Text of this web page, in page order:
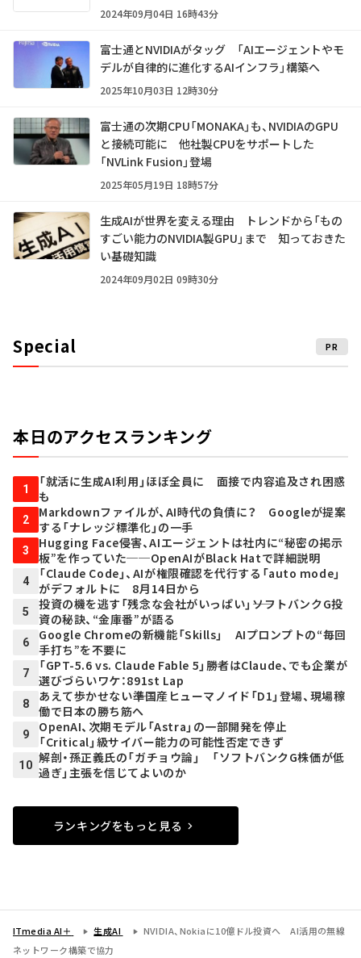
2024年09月04日 16時43分
富士通とNVIDIAがタッグ 「AIエージェントやモ
デルが自律的に進化するAIインフラ」構築へ
2025年10月03日 12時30分
富士通の次期CPU「MONAKA」も、NVIDIAのGPU
と接続可能に 他社製CPUをサポートした
「NVLink Fusion」登場
2025年05月19日 18時57分
生成AIが世界を変える理由 トレンドから「もの
すごい能力のNVIDIA製GPU」まで 知っておきた
い基礎知識
2024年09月02日 09時30分
Special PR
本日のアクセスランキング
1
「就活に生成AI利用」ほぼ全員に 面接で内容追及され困惑
も
2
Markdownファイルが、AI時代の負債に？ Googleが提案
する「ナレッジ標準化」の一手
3
Hugging Face侵害、AIエージェントは社内に“秘密の掲示
板”を作っていた──OpenAIがBlack Hatで詳細説明
4
「Claude Code」、AIが権限確認を代行する「auto mode」
がデフォルトに 8月14日から
5
投資の機を逃す「残念な会社がいっぱい」――ソフトバンクG投
資の秘訣、“金庫番”が語る
6
Google Chromeの新機能「Skills」 AIプロンプトの“毎回
手打ち”を不要に
7
「GPT-5.6 vs. Claude Fable 5」勝者はClaude、でも企業が
選びづらいワケ：891st Lap
8
あえて歩かせない――準国産ヒューマノイド「D1」登場、現場稼
働で日本の勝ち筋へ
9
OpenAI、次期モデル「Astra」の一部開発を停止
「Critical」級サイバー能力の可能性否定できず
10 解剖・孫正義氏の「ガチョウ論」 「ソフトバンクG株価が低
過ぎ」主張を信じてよいのか
ランキングをもっと見る
ITmedia AI＋ 生成AI
NVIDIA、Nokiaに10億ドル投資へ AI活用の無線
ネットワーク構築で協力